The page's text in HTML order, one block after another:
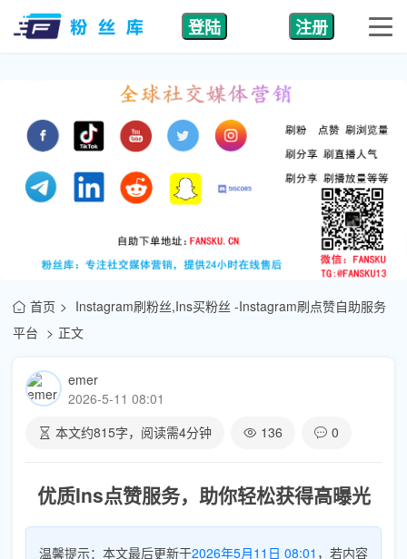
登陆 注册
首页
Instagram刷粉丝,Ins买粉丝 -Instagram刷点赞自助服务
平台
正文
emer
2026-5-11 08:01
本文约815字，阅读需4分钟 136 0
优质Ins点赞服务，助你轻松获得高曝光
温馨提示：本文最后更新于2026年5月11日 08:01 ，若内容